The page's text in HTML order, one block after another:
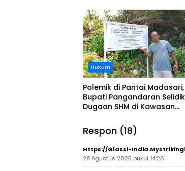
Ditanggung BPJS
Hukum
Polemik di Pantai Madasari,
Bupati Pangandaran
Dugaan SHM di Kawasan
Respon (18)
Https://Glassi-
28 Agustus 2025 pukul 14:26